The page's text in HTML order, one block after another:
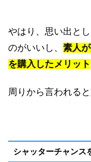
やはり、思い出と
のがいいし、 素人
を購入したメリット
周りから言われる
シャッターチャンス